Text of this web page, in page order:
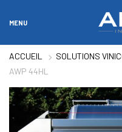
MENU
ACCUEIL SOLUTIONS
AWP 44HL